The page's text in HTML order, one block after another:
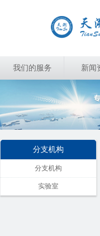
我们的服务 新闻
分支机构
分支机构
实验室